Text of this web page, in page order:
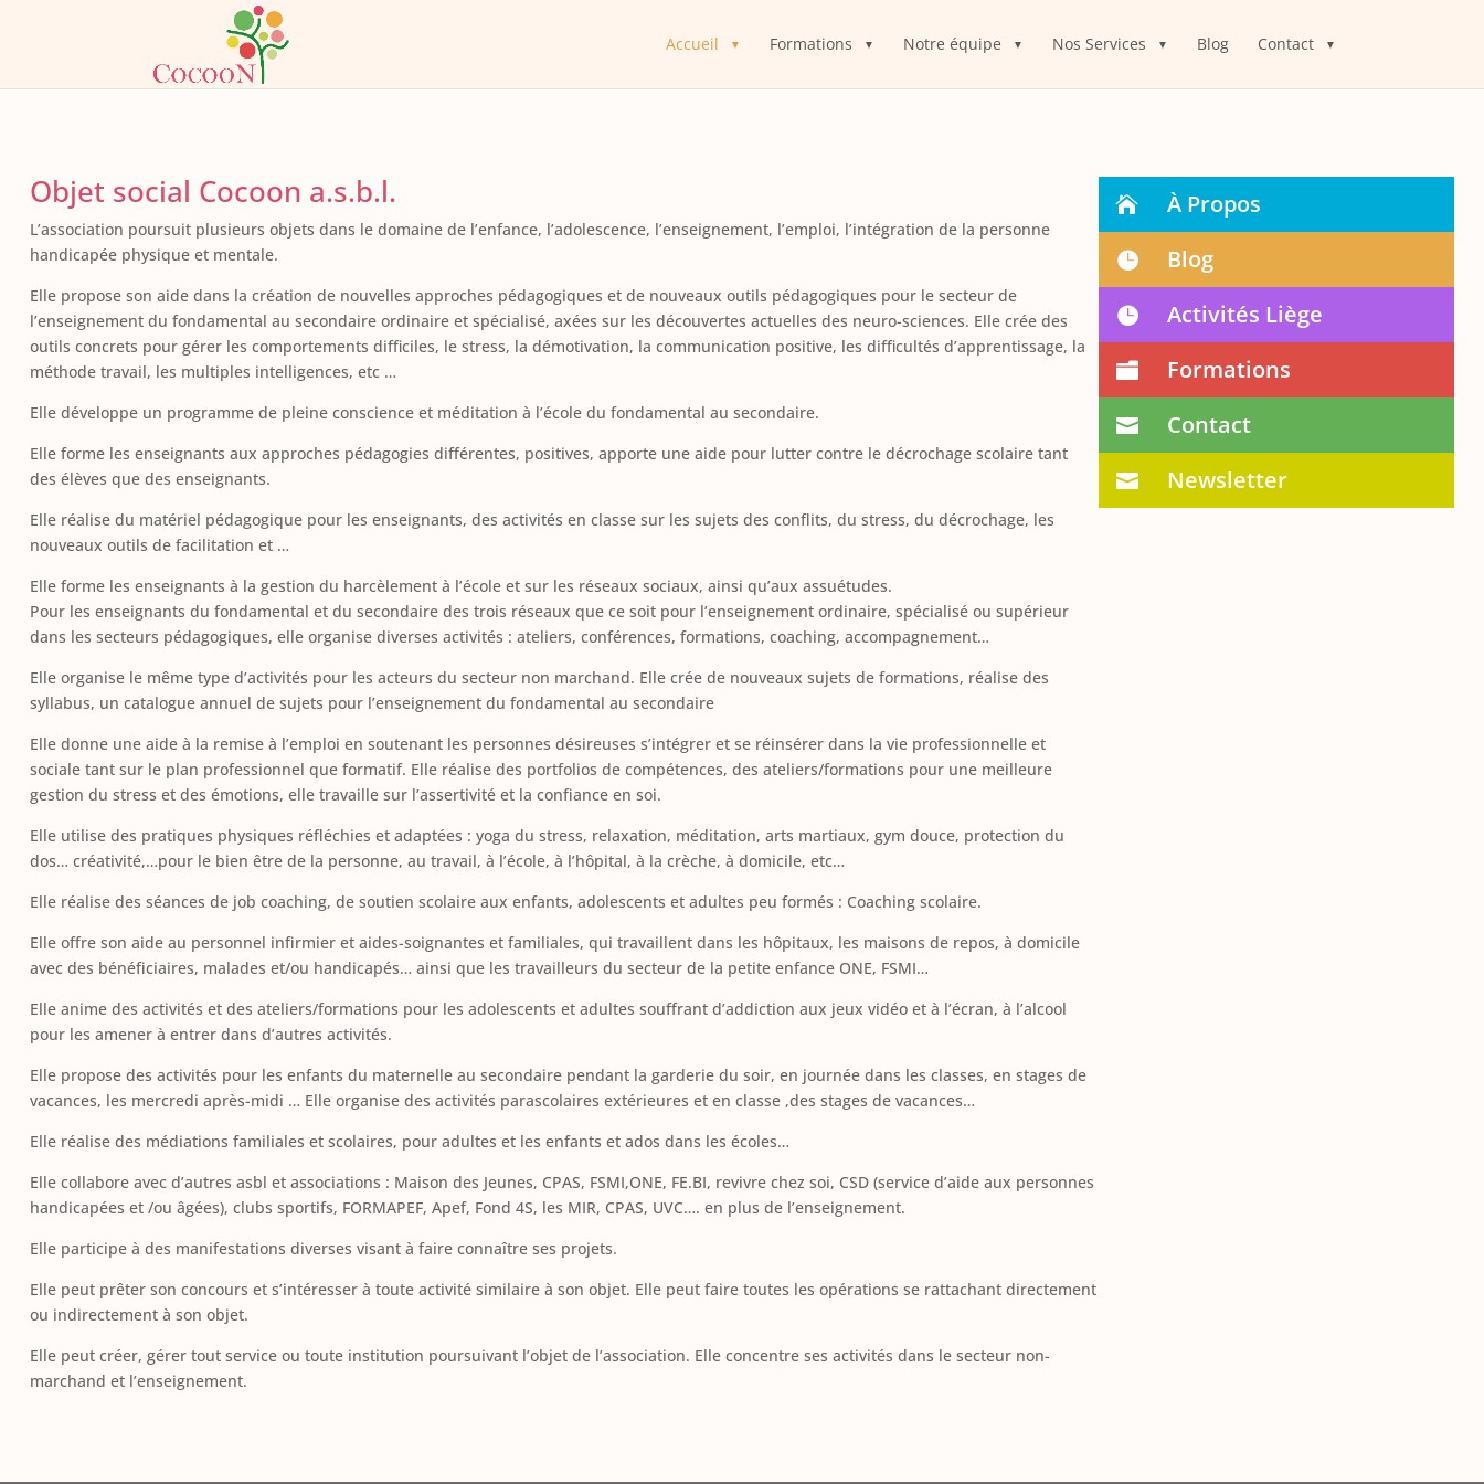
Accueil Formations Notre équipe Nos Services Blog Contact
Objet social Cocoon a.s.b.l.
L’association poursuit plusieurs objets dans le domaine de l’enfance, l’adolescence, l’enseignement, l’emploi, l’intégration de la personne
handicapée physique et mentale.
Elle propose son aide dans la création de nouvelles approches pédagogiques et de nouveaux outils pédagogiques pour le secteur de
l’enseignement du fondamental au secondaire ordinaire et spécialisé, axées sur les découvertes actuelles des neuro-sciences. Elle crée des
outils concrets pour gérer les comportements difficiles, le stress, la démotivation, la communication positive, les difficultés d’apprentissage, la
méthode travail, les multiples intelligences, etc …
Elle développe un programme de pleine conscience et méditation à l’école du fondamental au secondaire.
Elle forme les enseignants aux approches pédagogies différentes, positives, apporte une aide pour lutter contre le décrochage scolaire tant
des élèves que des enseignants.
Elle réalise du matériel pédagogique pour les enseignants, des activités en classe sur les sujets des conflits, du stress, du décrochage, les
nouveaux outils de facilitation et …
Elle forme les enseignants à la gestion du harcèlement à l’école et sur les réseaux sociaux, ainsi qu’aux assuétudes.
Pour les enseignants du fondamental et du secondaire des trois réseaux que ce soit pour l’enseignement ordinaire, spécialisé ou supérieur
dans les secteurs pédagogiques, elle organise diverses activités : ateliers, conférences, formations, coaching, accompagnement…
Elle organise le même type d’activités pour les acteurs du secteur non marchand. Elle crée de nouveaux sujets de formations, réalise des
syllabus, un catalogue annuel de sujets pour l’enseignement du fondamental au secondaire
Elle donne une aide à la remise à l’emploi en soutenant les personnes désireuses s’intégrer et se réinsérer dans la vie professionnelle et
sociale tant sur le plan professionnel que formatif. Elle réalise des portfolios de compétences, des ateliers/formations pour une meilleure
gestion du stress et des émotions, elle travaille sur l’assertivité et la confiance en soi.
Elle utilise des pratiques physiques réfléchies et adaptées : yoga du stress, relaxation, méditation, arts martiaux, gym douce, protection du
dos… créativité,…pour le bien être de la personne, au travail, à l’école, à l’hôpital, à la crèche, à domicile, etc…
Elle réalise des séances de job coaching, de soutien scolaire aux enfants, adolescents et adultes peu formés : Coaching scolaire.
Elle offre son aide au personnel infirmier et aides-soignantes et familiales, qui travaillent dans les hôpitaux, les maisons de repos, à domicile
avec des bénéficiaires, malades et/ou handicapés… ainsi que les travailleurs du secteur de la petite enfance ONE, FSMI…
Elle anime des activités et des ateliers/formations pour les adolescents et adultes souffrant d’addiction aux jeux vidéo et à l’écran, à l’alcool
pour les amener à entrer dans d’autres activités.
Elle propose des activités pour les enfants du maternelle au secondaire pendant la garderie du soir, en journée dans les classes, en stages de
vacances, les mercredi après-midi … Elle organise des activités parascolaires extérieures et en classe ,des stages de vacances…
Elle réalise des médiations familiales et scolaires, pour adultes et les enfants et ados dans les écoles…
Elle collabore avec d’autres asbl et associations : Maison des Jeunes, CPAS, FSMI,ONE, FE.BI, revivre chez soi, CSD (service d’aide aux personnes
handicapées et /ou âgées), clubs sportifs, FORMAPEF, Apef, Fond 4S, les MIR, CPAS, UVC…. en plus de l’enseignement.
Elle participe à des manifestations diverses visant à faire connaître ses projets.
Elle peut prêter son concours et s’intéresser à toute activité similaire à son objet. Elle peut faire toutes les opérations se rattachant directement
ou indirectement à son objet.
Elle peut créer, gérer tout service ou toute institution poursuivant l’objet de l’association. Elle concentre ses activités dans le secteur non-
marchand et l’enseignement.
À Propos
Blog
Activités Liège
Formations
Contact
Newsletter